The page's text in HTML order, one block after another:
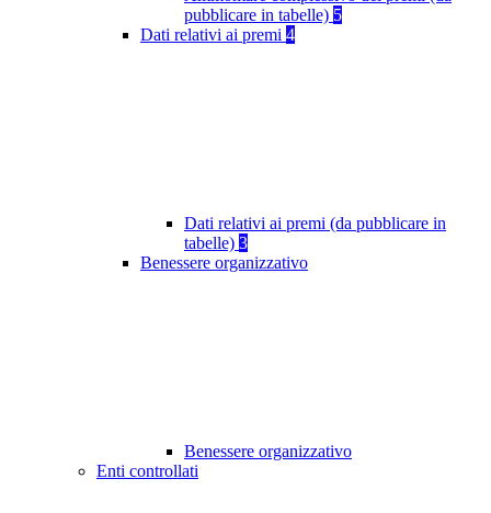
pubblicare in tabelle) 5
Dati relativi ai premi 4
Dati relativi ai premi (da pubblicare in
tabelle) 3
Benessere organizzativo
Benessere organizzativo
Enti controllati